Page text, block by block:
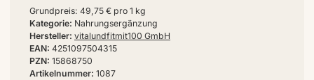
Hersteller vitalundfitmit100 GmbH
Artikelnummer 1087
PZN 15868750
EAN 4251097504315
Kategorie Nahrungsergänzung
Grundpreis: 49,75 € pro 1 kg